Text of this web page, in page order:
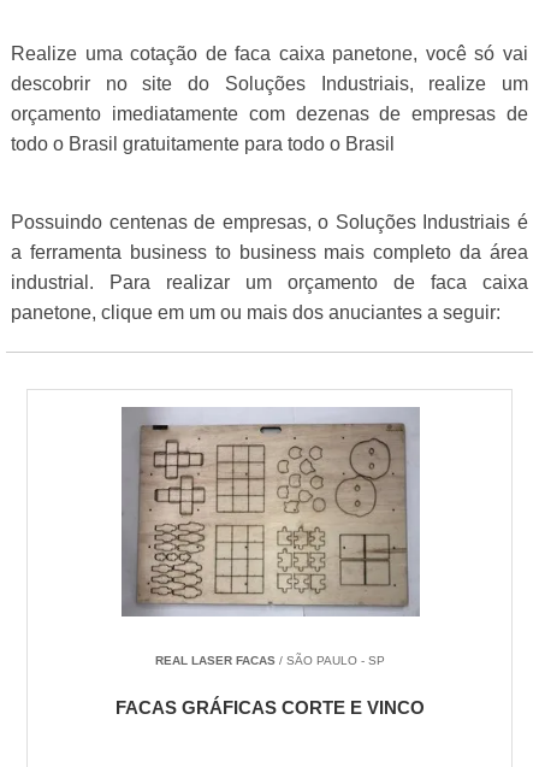
Realize uma cotação de faca caixa panetone, você só vai
descobrir no site do Soluções Industriais, realize um
orçamento imediatamente com dezenas de empresas de
todo o Brasil gratuitamente para todo o Brasil
Possuindo centenas de empresas, o Soluções Industriais é
a ferramenta business to business mais completo da área
industrial. Para realizar um orçamento de faca caixa
panetone, clique em um ou mais dos anuciantes a seguir:
REAL LASER FACAS/ SÃO PAULO - SP
FACAS GRÁFICAS CORTE E VINCO